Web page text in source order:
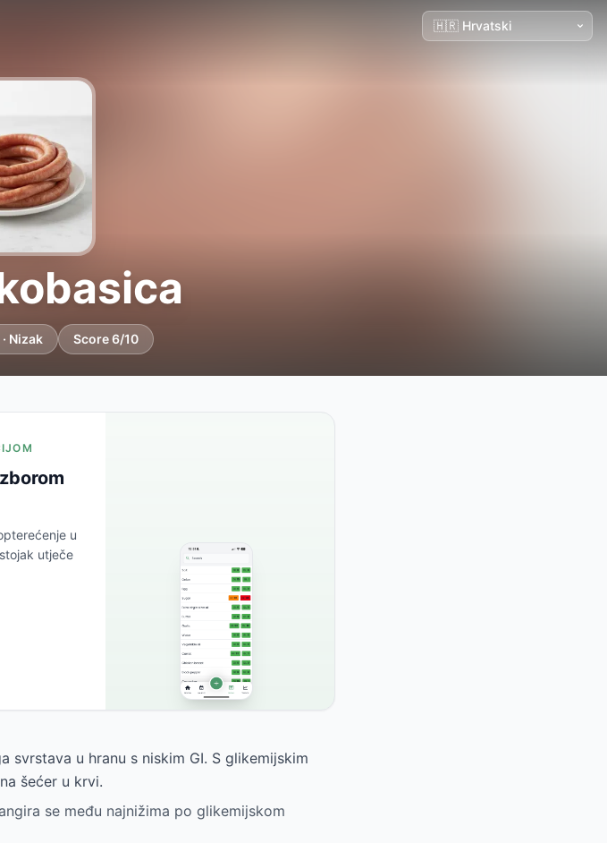
Nizak Score 6/10
u
utječe
u hranu s niskim GI. S glikemijskim
šećer u krvi.
se među najnižima po glikemijskom